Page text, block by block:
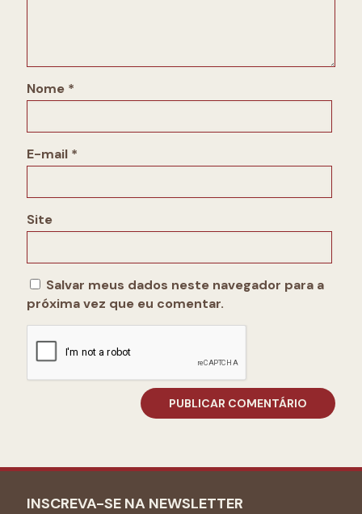
Nome *
E-mail *
Site
Salvar meus dados neste navegador para a
próxima vez que eu comentar.
INSCREVA-SE NA NEWSLETTER